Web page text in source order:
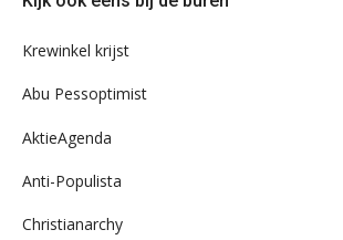
ons
Krewinkel krijst
Abu Pessoptimist
AktieAgenda
Anti-Populista
Christianarchy